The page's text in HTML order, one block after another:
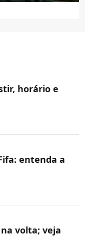
horário e
entenda a
volta; veja